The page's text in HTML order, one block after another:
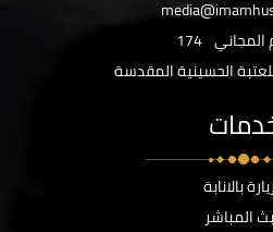
المجاني 174
الحسينية المقدسة
بالانابة
المباشر